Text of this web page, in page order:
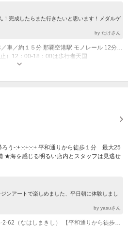
！完成したらまた行きたいと思います！メダルゲ
by たけさん
）12：00-18：00は歩行者天国
ろう-:+:-:+:-:+ 平和通りから徒歩１分 最大25
★海を感じる明るい店内とスタッフは見逃せ
ンアートで楽しめました、平日朝に体験しまし
by yasuさん